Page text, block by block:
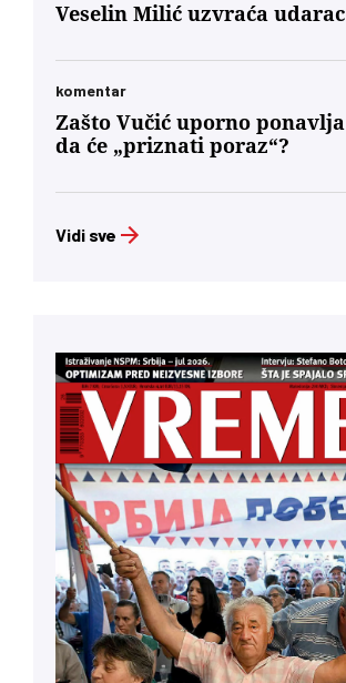
Veselin Milić uzvraća udarac
komentar
Zašto Vučić uporno ponavlja
da će „priznati poraz“?
Vidi sve